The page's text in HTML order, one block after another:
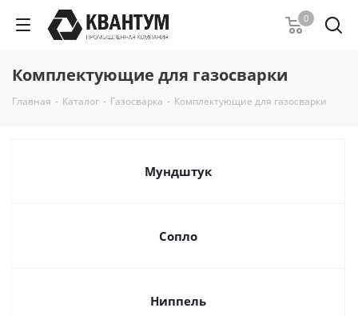
0
Комплектующие для газосварки
Главная - Каталог - Газосварка - Комплектующие для газосварки
Мундштук
Сопло
Ниппель